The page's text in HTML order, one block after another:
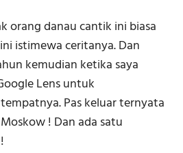
orang danau cantik ini biasa
istimewa ceritanya.⁣⁣⁣ Dan
kemudian ketika saya
Lens untuk
Pas keluar ternyata
! Dan ada satu